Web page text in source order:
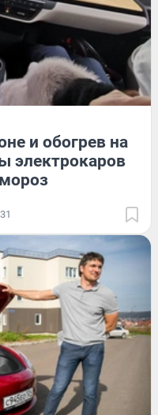
и обогрев на
электрокаров
31